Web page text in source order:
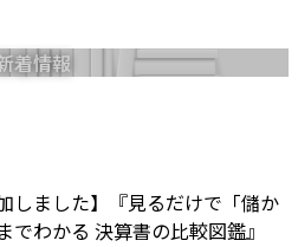
着情報
しました】『見るだけで「儲か
でわかる 決算書の比較図鑑』